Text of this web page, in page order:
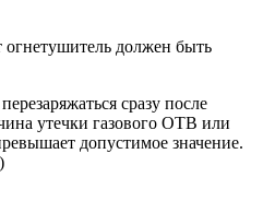
огнетушитель должен быть
сразу после
утечки газового ОТВ или
допустимое значение.